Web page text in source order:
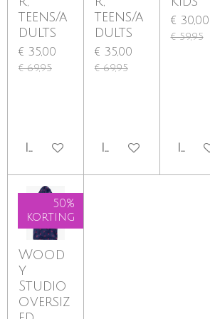
teens/a
dults
€ 35,00
€ 69,95
IN WINKELWAGEN
teens/a
dults
€ 35,00
€ 69,95
IN WINKELWAGEN
€ 30,00
€ 59,95
IN
50%
korting
Wood
y
Studio
oversiz